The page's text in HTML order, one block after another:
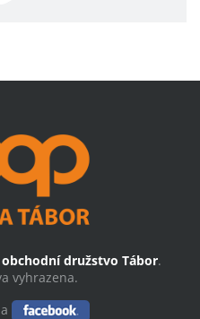
obchodní družstvo Tábor.
vyhrazena.